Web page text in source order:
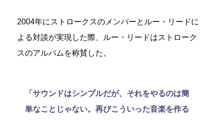
2004年にストロークスのメンバーとルー・リードに
よる対談が実現した際、ルー・リードはストローク
スのアルバムを称賛した。
「サウンドはシンプルだが、それをやるのは簡
単なことじゃない。再びこういった音楽を作る